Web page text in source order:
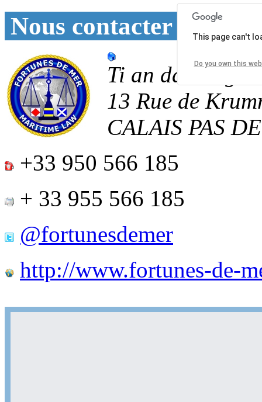
Nous contacter
Ti an
13 Rue de
CALAIS PAS
+33 950 566 185
+ 33 955 566 185
@fortunesdemer
http://www.fortunes-de-
This page can't
Do you own this